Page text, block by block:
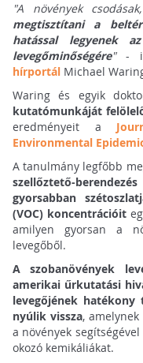
"A növények
megtisztítani a
hatással legyenek
levegőminőségére"-
hírportálMichael
Waring és egyik
kutatómunkáját
eredményeit a
Environmental
A tanulmány legfőbb
szellőztető-
gyorsabban
(VOC) koncentrációit
amilyen gyorsan a
levegőből.
A szobanövények
amerikai űrkutatási
levegőjének
nyúlik vissza,
a növények
okozó kemikáliákat.